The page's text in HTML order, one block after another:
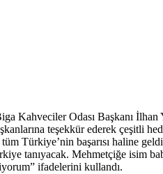
Kahveciler Odası Başkanı
teşekkür ederek çeşitli
Türkiye’nin başarısı haline
tanıyacak. Mehmetçiğe isim
ifadelerini kullandı.